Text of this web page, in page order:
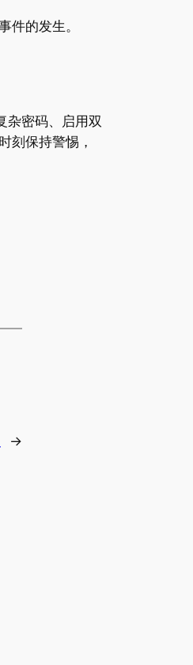
件的发生。
杂密码、启用双
刻保持警惕，
→